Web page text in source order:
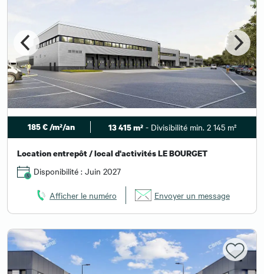
185 € /m²/an 13 415 m² - Divisibilité min. 2 145 m²
Location entrepôt / local d'activités LE BOURGET
Disponibilité : Juin 2027
Afficher le numéro Envoyer un message